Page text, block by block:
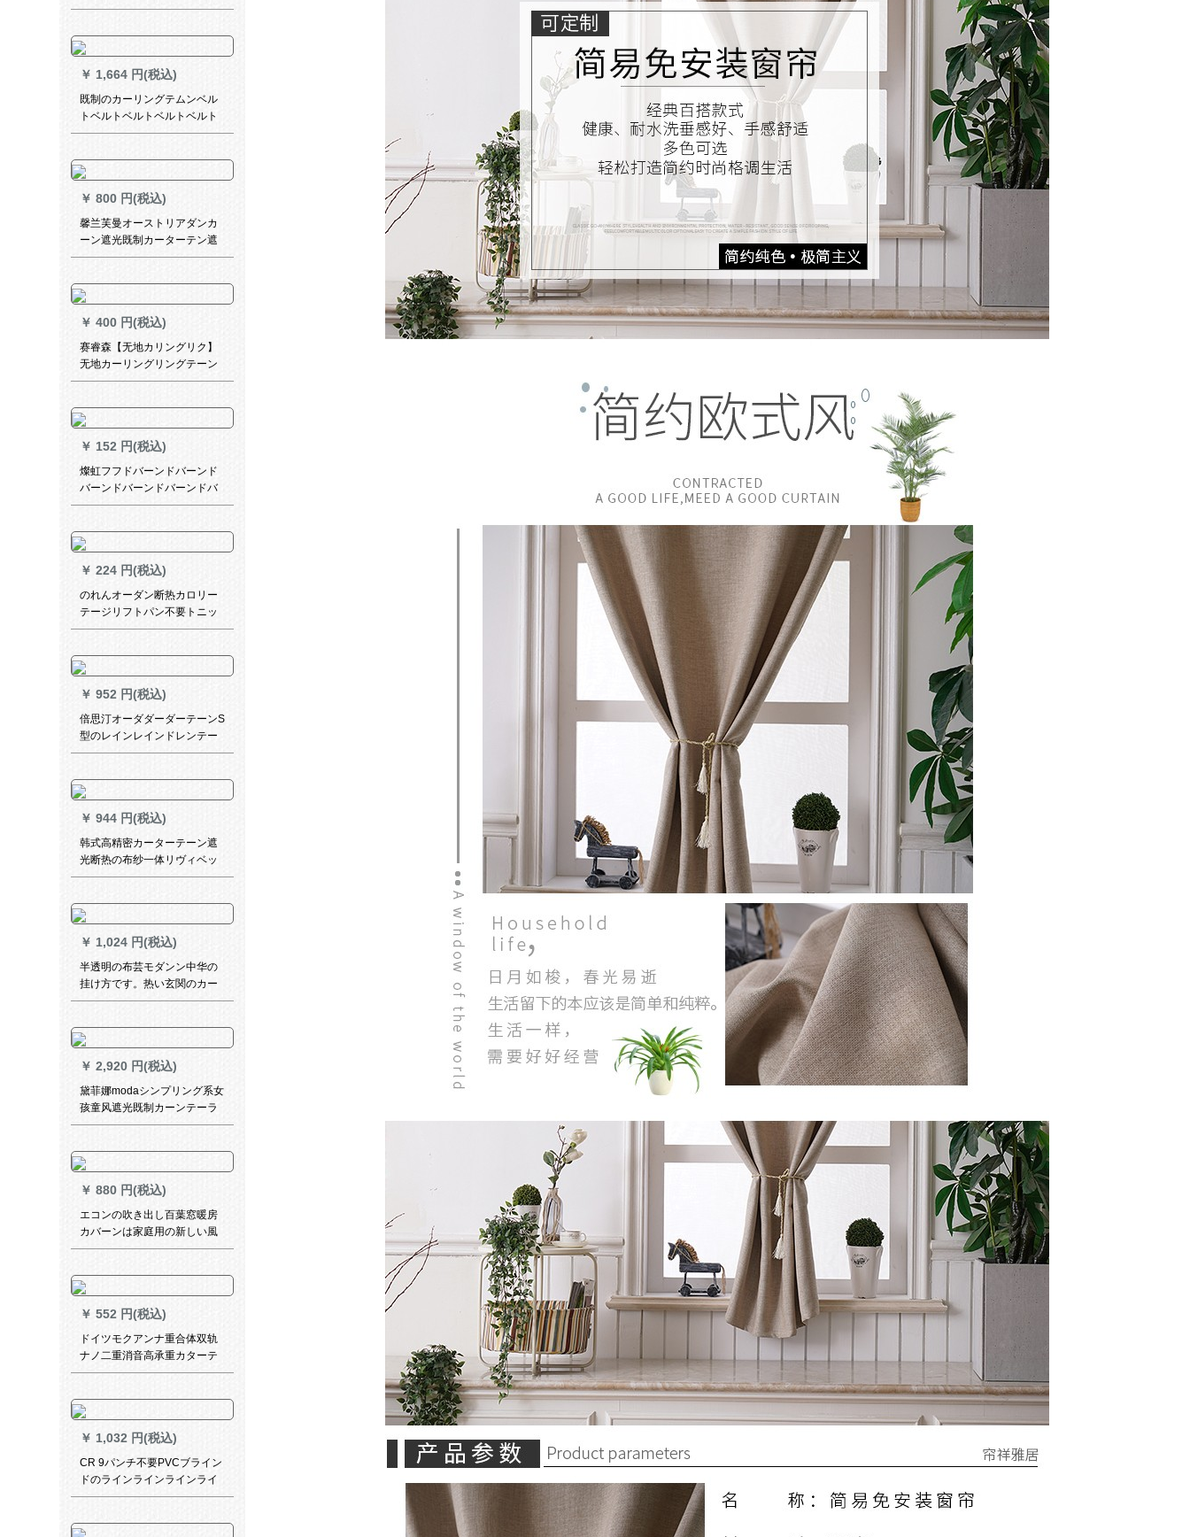
メーリングメニュー価格
ターテを敷いてからベッドの
団は男女兼用の姫系青い鉄道
です。ベドカーターテ面1.2メ
トルの高さです。
￥ 1,664 円(税込)
既制のカーリングテムンベル
トベルトベルトベルトベルト
の出窓完全遮光绿遮光布+柳叶
￥ 800 円(税込)
馨兰芙曼オーストリアダンカ
ーン遮光既制カーターテン遮
光窓布のリングリングリング
加工幅2.0*高2.5
￥ 400 円(税込)
赛睿森【无地カリングリク】
无地カーリングリングテーン
既制カーリングリングテーリ
ング既制カーリングリングリ
ングリングリングリングリン
グリングリングリングリング
リングリングリングリングベ
ッキングベースベースライン
プアップメニューカステラサ
マサービスに连络して、50元
は出荷でございます。
￥ 152 円(税込)
燦虹フフドバーンドバーンド
バーンドバーンドバーンドバ
ーンドバーンドバードバーン
ドフルーバックの磁気バケッ
トである。
￥ 224 円(税込)
のれんオーダン断热カロリー
テージリフトパン不要トニッ
クフリーフリーフリーフリー
ー恋爱(平方メトールと)
￥ 952 円(税込)
倍思汀オーダダーダーテーンS
型のレインレインドレンテー
ティィ寝室レストレインUVカ
イト灰省力拉珠款1平方メトル
トルトルトル
￥ 944 円(税込)
韩式高精密カーターテーン遮
光断热の布纱一体リヴィベッ
ドルームレカーンテースティ
メード専门贩売（何メテルテ
ルが必要ですか？何メトルで
すか？）？
￥ 1,024 円(税込)
半透明の布芸モダンン中华の
挂け方です。热い玄関のカー
リングが柔らかくて、热いフ
け方です。牡丹D半透云纱-1平
方メトルでございます。
￥ 2,920 円(税込)
黛菲娜modaシンプリング系女
孩童风遮光既制カーンテーラ
ーテン扫き出し窓レガッテ寝
布-フーク既制カーン幅2.4*2.7
メトル高-シンゲルB
￥ 880 円(税込)
エコンの吹き出し百葉窓暖房
カバーンは家庭用の新しい風
口の長方形を調節します。通
客様サービスビに连络しま
す。
￥ 552 円(税込)
ドイツモクアンナ重合体双轨
ナノ二重消音高承重カターテ
ン轨道レンダーダーカーンダ
ダーダーダーダーダーダーダ
ーダーダーダーダーダーダー
ダーダーダースタースタース
タースタースタースタースタ
ースタースタースター白XY-
￥ 1,032 円(税込)
CR 9パンチ不要PVCブライン
ドのラインラインラインライ
ンラインラインラインラムキ
遮光星纹S型淡黄YH-BY 10-S